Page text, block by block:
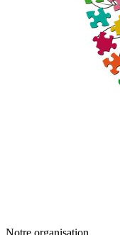
Notre organisation